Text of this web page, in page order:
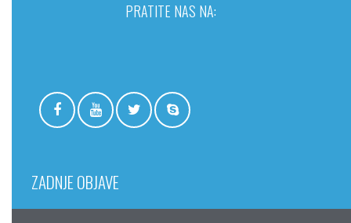
PRATITE NAS NA:
ZADNJE OBJAVE